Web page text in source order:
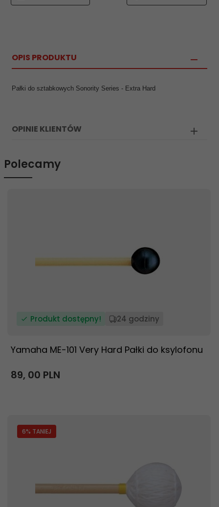
OPIS PRODUKTU
Pałki do sztabkowych Sonority Series - Extra Hard
OPINIE KLIENTÓW
Polecamy
Produkt dostępny! 24 godziny
Yamaha ME-101 Very Hard Pałki do ksylofonu
89, 00 PLN
6% TANIEJ